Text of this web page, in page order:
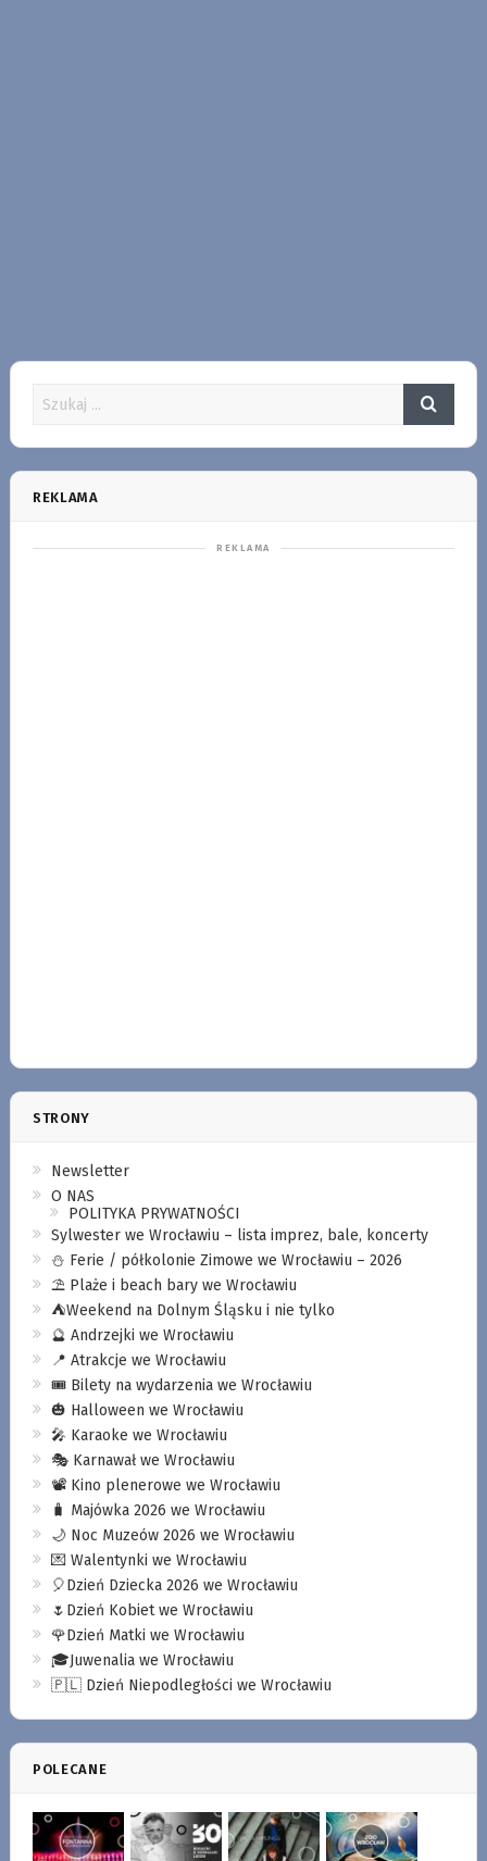
REKLAMA
STRONY
Newsletter
O NAS
POLITYKA PRYWATNOŚCI
Sylwester we Wrocławiu – lista imprez, bale, koncerty
⛄️ Ferie / półkolonie Zimowe we Wrocławiu – 2026
⛱️ Plaże i beach bary we Wrocławiu
⛺️Weekend na Dolnym Śląsku i nie tylko
🔮 Andrzejki we Wrocławiu
📍 Atrakcje we Wrocławiu
🎟️ Bilety na wydarzenia we Wrocławiu
🎃 Halloween we Wrocławiu
🎤 Karaoke we Wrocławiu
🎭 Karnawał we Wrocławiu
📽️ Kino plenerowe we Wrocławiu
🧳 Majówka 2026 we Wrocławiu
🌙 Noc Muzeów 2026 we Wrocławiu
💌 Walentynki we Wrocławiu
🎈Dzień Dziecka 2026 we Wrocławiu
🌷Dzień Kobiet we Wrocławiu
🌹Dzień Matki we Wrocławiu
🎓Juwenalia we Wrocławiu
🇵🇱 Dzień Niepodległości we Wrocławiu
POLECANE